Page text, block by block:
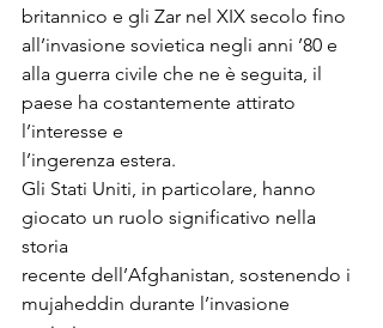
britannico e gli Zar nel XIX secolo fino
all’invasione sovietica negli anni ’80 e
alla guerra civile che ne è seguita, il
paese ha costantemente attirato
l’interesse e
l’ingerenza estera.
Gli Stati Uniti, in particolare, hanno
giocato un ruolo significativo nella
storia
recente dell’Afghanistan, sostenendo i
mujaheddin durante l’invasione